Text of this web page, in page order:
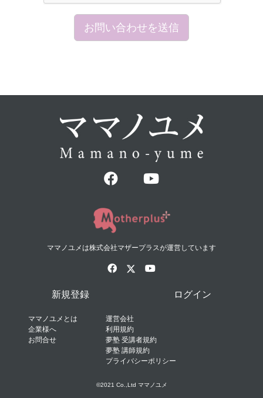
お問い合わせを送信
ママノユメは株式会社マザープラスが運営しています
新規登録 ログイン
ママノユメとは
企業様へ
お問合せ
運営会社
利用規約
夢塾 受講者規約
夢塾 講師規約
プライバシーポリシー
©2021 Co.,Ltd ママノユメ